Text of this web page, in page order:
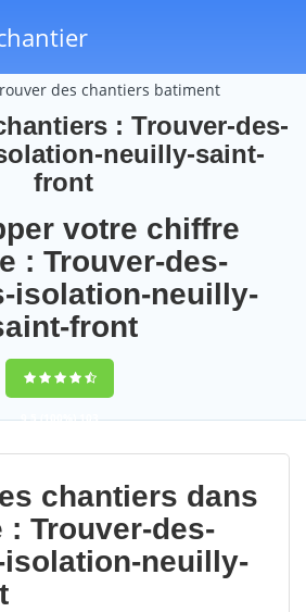
des chantiers batiment
: Trouver-des-
neuilly-saint-
front
votre chiffre
: Trouver-des-
isolation-neuilly-
front
9,5(100%)103
votes
chantiers dans
Trouver-des-
neuilly-